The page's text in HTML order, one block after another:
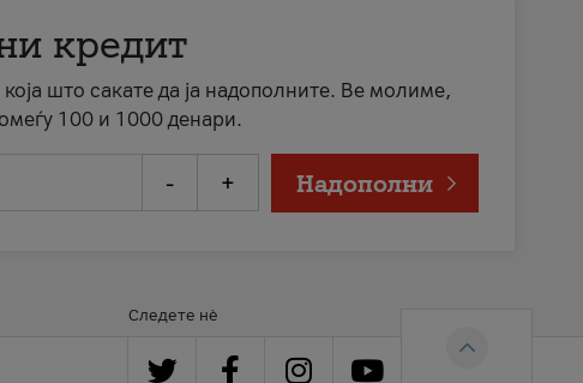
кредит
која што сакате да ја надополните. Ве молиме,
100 и 1000 денари.
- + Надополни
Следете нè